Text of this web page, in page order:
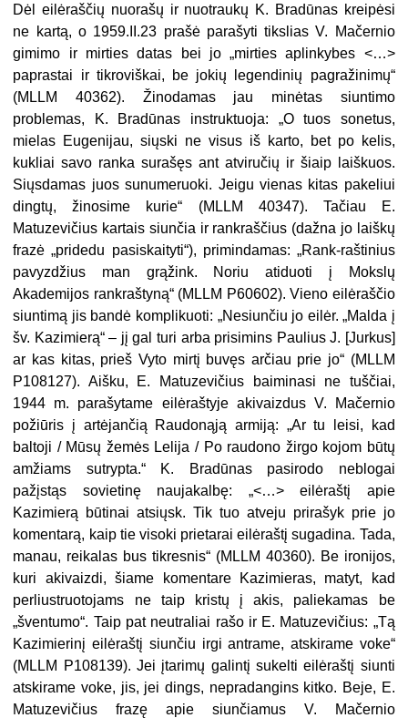
Dėl eilėraščių nuorašų ir nuotraukų K. Bradūnas kreipėsi
ne kartą, o 1959.II.23 prašė parašyti tikslias V. Mačernio
gimimo ir mirties datas bei jo „mirties aplinkybes <…>
paprastai ir tikroviškai, be jokių legendinių pagražinimų“
(MLLM 40362). Žinodamas jau minėtas siuntimo
problemas, K. Bradūnas instruktuoja: „O tuos sonetus,
mielas Eugenijau, siųski ne visus iš karto, bet po kelis,
kukliai savo ranka surašęs ant atviručių ir šiaip laiškuos.
Siųsdamas juos sunumeruoki. Jeigu vienas kitas pakeliui
dingtų, žinosime kurie“ (MLLM 40347). Tačiau E.
Matuzevičius kartais siunčia ir rankraščius (dažna jo laiškų
frazė „pridedu pasiskaityti“), primindamas: „Rank-raštinius
pavyzdžius man grąžink. Noriu atiduoti į Mokslų
Akademijos rankraštyną“ (MLLM P60602). Vieno eilėraščio
siuntimą jis bandė komplikuoti: „Nesiunčiu jo eilėr. „Malda į
šv. Kazimierą“ – jį gal turi arba prisimins Paulius J. [Jurkus]
ar kas kitas, prieš Vyto mirtį buvęs arčiau prie jo“ (MLLM
P108127). Aišku, E. Matuzevičius baiminasi ne tuščiai,
1944 m. parašytame eilėraštyje akivaizdus V. Mačernio
požiūris į artėjančią Raudonąją armiją: „Ar tu leisi, kad
baltoji / Mūsų žemės Lelija / Po raudono žirgo kojom būtų
amžiams sutrypta.“ K. Bradūnas pasirodo neblogai
pažįstąs sovietinę naujakalbę: „<…> eilėraštį apie
Kazimierą būtinai atsiųsk. Tik tuo atveju prirašyk prie jo
komentarą, kaip tie visoki prietarai eilėraštį sugadina. Tada,
manau, reikalas bus tikresnis“ (MLLM 40360). Be ironijos,
kuri akivaizdi, šiame komentare Kazimieras, matyt, kad
perliustruotojams ne taip kristų į akis, paliekamas be
„šventumo“. Taip pat neutraliai rašo ir E. Matuzevičius: „Tą
Kazimierinį eilėraštį siunčiu irgi antrame, atskirame voke“
(MLLM P108139). Jei įtarimų galintį sukelti eilėraštį siunti
atskirame voke, jis, jei dings, nepradangins kitko. Beje, E.
Matuzevičius frazę apie siunčiamus V. Mačernio